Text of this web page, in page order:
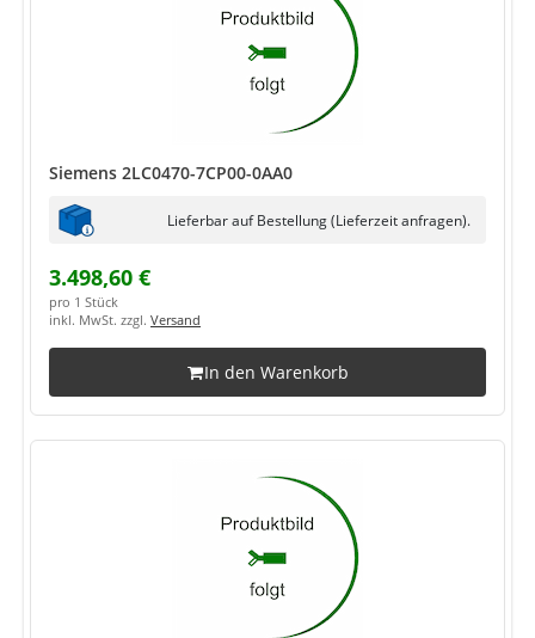
Siemens 2LC0470-7CP00-0AA0
Lieferbar auf Bestellung (Lieferzeit anfragen).
3.498,60 €
pro 1 Stück
inkl. MwSt. zzgl. Versand
In den Warenkorb